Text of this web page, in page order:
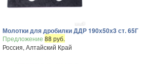
Молотки для дробилки ДДР 190х50х3 ст. 65Г
Предложение 88 руб.
Россия, Алтайский Край